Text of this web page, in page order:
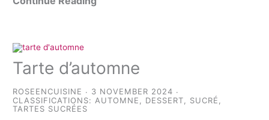
Tarte d’automne
ROSEENCUISINE
3 NOVEMBER 2024
CLASSIFICATIONS: AUTOMNE DESSERT SUCRÉ
TARTES SUCRÉES